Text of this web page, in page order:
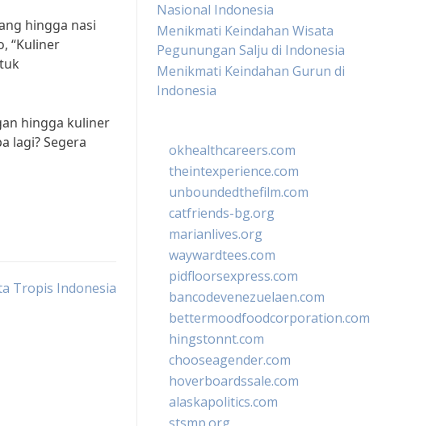
hingga nasi
“Kuliner
hingga kuliner
lagi? Segera
Tropis Indonesia
Nasional Indonesia
Menikmati Keindahan Wisata
Pegunungan Salju di Indonesia
Menikmati Keindahan Gurun di
Indonesia
okhealthcareers.com
theintexperience.com
unboundedthefilm.com
catfriends-bg.org
marianlives.org
waywardtees.com
pidfloorsexpress.com
bancodevenezuelaen.com
bettermoodfoodcorporation.com
hingstonnt.com
chooseagender.com
hoverboardssale.com
alaskapolitics.com